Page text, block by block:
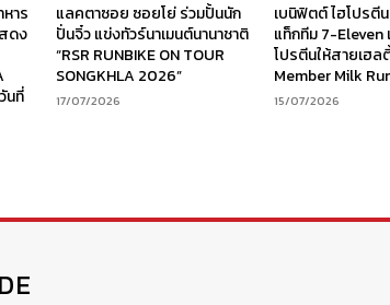
าร
ดง
นที่
แลคตาซอย ซอยโย่ ร่วมปั้นนัก
ปั่นจิ๋ว แข่งทัวร์นาเมนต์นานาชาติ
“RSR RUNBIKE ON TOUR
SONGKHLA 2026”
17/07/2026
เบนิฟิตต์ ไฮโปรตี
แท็กทีม 7-Eleven
โปรตีนให้สายเฮล
Member Milk
15/07/2026